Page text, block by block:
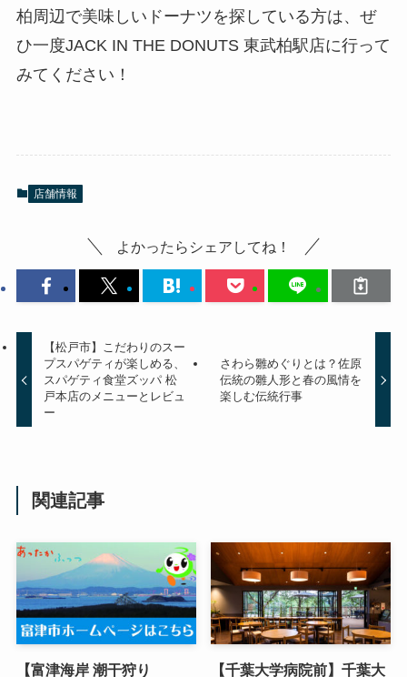
柏周辺で美味しいドーナツを探している方は、ぜ
ひ一度JACK IN THE DONUTS 東武柏駅店に行って
みてください！
店舗情報
よかったらシェアしてね！
【松戸市】こだわりのスー
プスパゲティが楽しめる、
スパゲティ食堂ズッパ 松
戸本店のメニューとレビュ
ー
さわら雛めぐりとは？佐原
伝統の雛人形と春の風情を
楽しむ伝統行事
関連記事
【富津海岸 潮干狩り
【千葉大学病院前】千葉大